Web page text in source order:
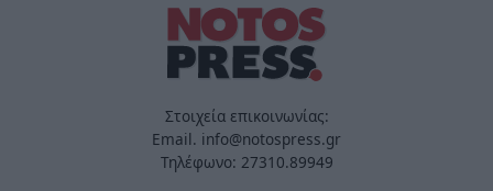
Στοιχεία επικοινωνίας:
Email. info@notospress.gr
Τηλέφωνο: 27310.89949